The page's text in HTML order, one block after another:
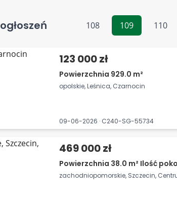
ogłoszeń 108 109 110
123 000 zł
Powierzchnia 929.0 m²
opolskie, Leśnica, Czarnocin
09-06-2026 · C240-SG-55734
469 000 zł
Powierzchnia 38.0 m² Ilość
zachodniopomorskie, Szczecin,